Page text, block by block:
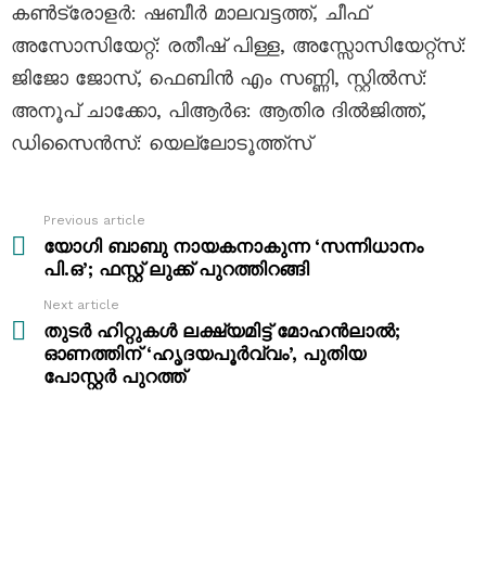
കൺട്രോളർ: ഷബീർ മാലവട്ടത്ത്, ചീഫ്
അസോസിയേറ്റ്: രതീഷ് പിള്ള, അസ്സോസിയേറ്റ്സ്:
ജിജോ ജോസ്, ഫെബിൻ എം സണ്ണി, സ്റ്റിൽസ്:
അനൂപ് ചാക്കോ, പിആർഒ: ആതിര ദിൽജിത്ത്,
ഡിസൈൻസ്: യെല്ലോടൂത്ത്സ്
more
Previous article
യോഗി ബാബു നായകനാകുന്ന ‘സന്നിധാനം
പി.ഒ’; ഫസ്റ്റ് ലുക്ക് പുറത്തിറങ്ങി
Next article
തുടർ ഹിറ്റുകൾ ലക്ഷ്യമിട്ട് മോഹൻലാൽ;
ഓണത്തിന് ‘ഹൃദയപൂർവ്വം’, പുതിയ
പോസ്റ്റർ പുറത്ത്